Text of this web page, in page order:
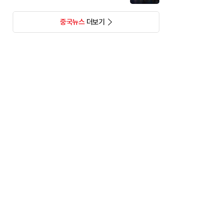
중국뉴스더보기